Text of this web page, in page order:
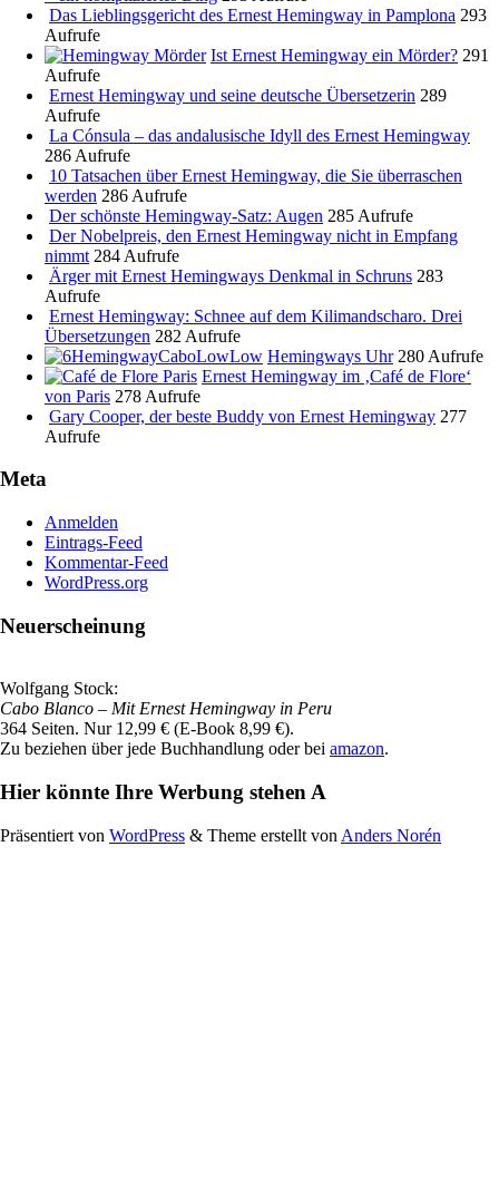
Das Lieblingsgericht des Ernest Hemingway in Pamplona 293
Aufrufe
Ist Ernest Hemingway ein Mörder? 291
Aufrufe
Ernest Hemingway und seine deutsche Übersetzerin 289
Aufrufe
La Cónsula – das andalusische Idyll des Ernest Hemingway
286 Aufrufe
10 Tatsachen über Ernest Hemingway, die Sie überraschen
werden 286 Aufrufe
Der schönste Hemingway-Satz: Augen 285 Aufrufe
Der Nobelpreis, den Ernest Hemingway nicht in Empfang
nimmt 284 Aufrufe
Ärger mit Ernest Hemingways Denkmal in Schruns 283
Aufrufe
Ernest Hemingway: Schnee auf dem Kilimandscharo. Drei
Übersetzungen 282 Aufrufe
Hemingways Uhr 280 Aufrufe
Ernest Hemingway im ‚Café de Flore‘
von Paris 278 Aufrufe
Gary Cooper, der beste Buddy von Ernest Hemingway 277
Aufrufe
Meta
Anmelden
Eintrags-Feed
Kommentar-Feed
WordPress.org
Neuerscheinung
Wolfgang Stock:
Cabo Blanco – Mit Ernest Hemingway in Peru
364 Seiten. Nur 12,99 € (E-Book 8,99 €).
Zu beziehen über jede Buchhandlung oder bei amazon.
Hier könnte Ihre Werbung stehen A
Präsentiert von WordPress & Theme erstellt von Anders Norén